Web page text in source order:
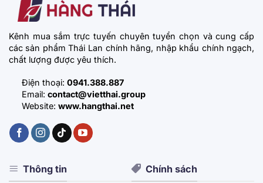
Kênh mua sắm trực tuyến chuyên tuyển chọn và cung cấp
các sản phẩm Thái Lan chính hãng, nhập khẩu chính ngạch,
chất lượng được yêu thích.
Điện thoại: 0941.388.887
Email: contact@vietthai.group
Website: www.hangthai.net
Thông tin Chính sách